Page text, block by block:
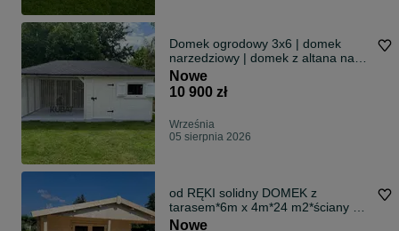
Domek ogrodowy 3x6 | domek
narzedziowy | domek z altana na
rod
Nowe
10 900 zł
Września
05 sierpnia 2026
od RĘKI solidny DOMEK z
tarasem*6m x 4m*24 m2*ściany 34
mm*letniskowy
Nowe